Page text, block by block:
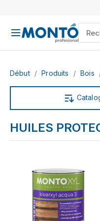
Début / Produits / Bois
HUILES